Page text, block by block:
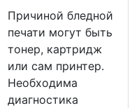
Причиной бледной
печати могут быть
тонер, картридж
или сам принтер.
Необходима
диагностика